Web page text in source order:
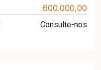
600.000,00
Consulte-nos